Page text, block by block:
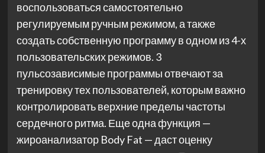
воспользоваться самостоятельно
регулируемым ручным режимом, а также
создать собственную программу в одном из 4-х
пользовательских режимов. 3
пульсозависимые программы отвечают за
тренировку тех пользователей, которым важно
контролировать верхние пределы частоты
сердечного ритма. Еще одна функция —
жироанализатор Body Fat — даст оценку